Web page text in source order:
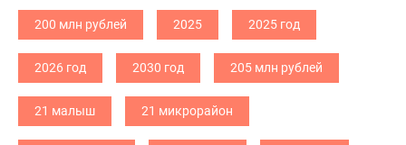
200 млн рублей 2025 2025 год
2026 год 2030 год 205 млн рублей
21 малыш 21 микрорайон